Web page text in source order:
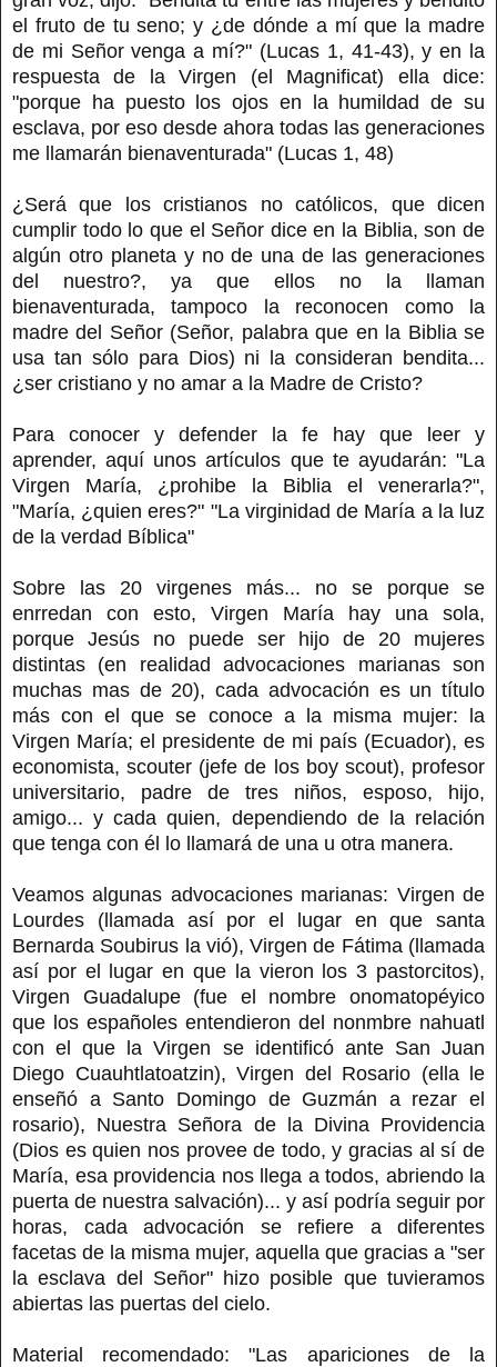
el fruto de tu seno; y ¿de dónde a mí que la madre
de mi Señor venga a mí?" (Lucas 1, 41-43), y en la
respuesta de la Virgen (el Magnificat) ella dice:
"porque ha puesto los ojos en la humildad de su
esclava, por eso desde ahora todas las generaciones
me llamarán bienaventurada" (Lucas 1, 48)
¿Será que los cristianos no católicos, que dicen
cumplir todo lo que el Señor dice en la Biblia, son de
algún otro planeta y no de una de las generaciones
del nuestro?, ya que ellos no la llaman
bienaventurada, tampoco la reconocen como la
madre del Señor (Señor, palabra que en la Biblia se
usa tan sólo para Dios) ni la consideran bendita...
¿ser cristiano y no amar a la Madre de Cristo?
Para conocer y defender la fe hay que leer y
aprender, aquí unos artículos que te ayudarán: "La
Virgen María, ¿prohibe la Biblia el venerarla?",
"María, ¿quien eres?" "La virginidad de María a la luz
de la verdad Bíblica"
Sobre las 20 virgenes más... no se porque se
enrredan con esto, Virgen María hay una sola,
porque Jesús no puede ser hijo de 20 mujeres
distintas (en realidad advocaciones marianas son
muchas mas de 20), cada advocación es un título
más con el que se conoce a la misma mujer: la
Virgen María; el presidente de mi país (Ecuador), es
economista, scouter (jefe de los boy scout), profesor
universitario, padre de tres niños, esposo, hijo,
amigo... y cada quien, dependiendo de la relación
que tenga con él lo llamará de una u otra manera.
Veamos algunas advocaciones marianas: Virgen de
Lourdes (llamada así por el lugar en que santa
Bernarda Soubirus la vió), Virgen de Fátima (llamada
así por el lugar en que la vieron los 3 pastorcitos),
Virgen Guadalupe (fue el nombre onomatopéyico
que los españoles entendieron del nonmbre nahuatl
con el que la Virgen se identificó ante San Juan
Diego Cuauhtlatoatzin), Virgen del Rosario (ella le
enseñó a Santo Domingo de Guzmán a rezar el
rosario), Nuestra Señora de la Divina Providencia
(Dios es quien nos provee de todo, y gracias al sí de
María, esa providencia nos llega a todos, abriendo la
puerta de nuestra salvación)... y así podría seguir por
horas, cada advocación se refiere a diferentes
facetas de la misma mujer, aquella que gracias a "ser
la esclava del Señor" hizo posible que tuvieramos
abiertas las puertas del cielo.
Material recomendado: "Las apariciones de la